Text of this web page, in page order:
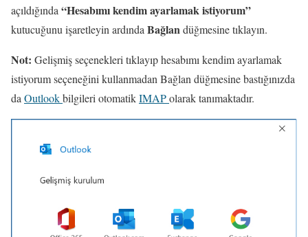
açıldığında“Hesabımı kendim ayarlamak istiyorum”
kutucuğunu işaretleyin ardındaBağlandüğmesine tıklayın.
Not: Gelişmiş seçenekleri tıklayıp hesabımı kendim ayarlamak
istiyorum seçeneğini kullanmadan Bağlan düğmesine bastığınızda
daOutlookbilgileri otomatikIMAPolarak tanımaktadır.